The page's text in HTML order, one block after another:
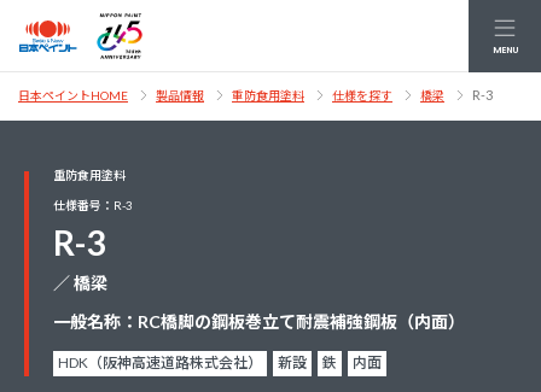
MENU
日本ペイントHOME 製品情報 重防食用塗料 仕様を探す 橋梁 R-3
重防食用塗料
仕様番号：R-3
R-3
／ 橋梁
一般名称：RC橋脚の鋼板巻立て耐震補強鋼板（内面）
HDK（阪神高速道路株式会社） 新設 鉄 内面